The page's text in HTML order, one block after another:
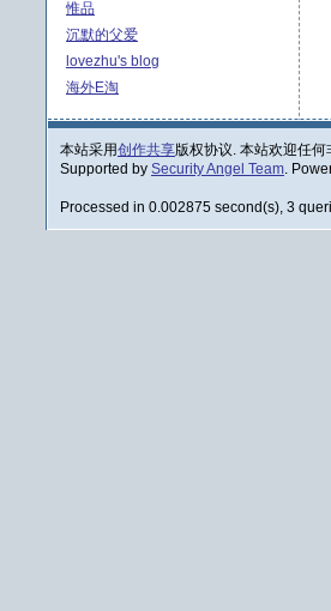
惟品
沉默的父爱
lovezhu's blog
海外E淘
本站采用创作共享版权协议. 本站欢迎任
Supported by Security Angel Team.
Processed in 0.002875 second(s), 3